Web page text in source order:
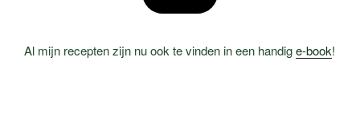
Al mijn recepten zijn nu ook te vinden in een handige-book!